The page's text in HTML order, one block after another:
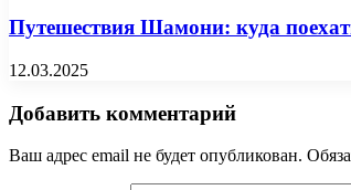
Путешествия Шамони: куда
12.03.2025
Добавить комментарий
Ваш адрес email не будет опубликован.